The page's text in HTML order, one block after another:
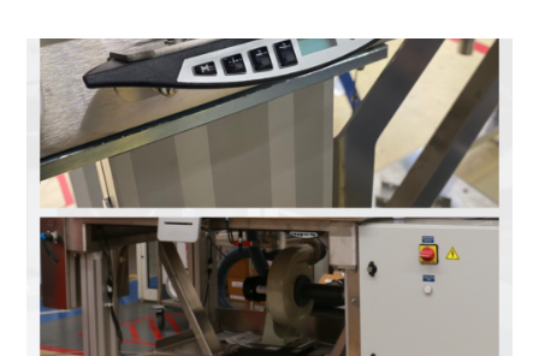
# Zurück zu allen News